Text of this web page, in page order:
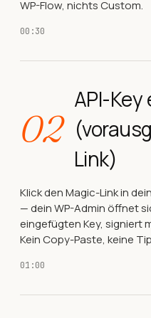
WP-Flow, nichts Custom.
00:30
02
API-
Link)
Klick den Magic-Link in
— dein WP-Admin öffnet
eingefügten Key, signiert
Kein Copy-Paste, keine
01:00